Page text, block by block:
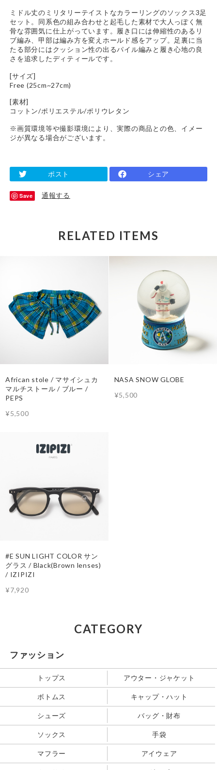
ミドル丈のミリタリーテイストなカラーリングのソックス3足
セット。同系色の組み合わせと起毛した素材で大人っぽく無
骨な雰囲気に仕上がっています。履き口には伸縮性のあるリ
ブ編み、甲部は編み方を変えホールド感をアップ。足裏に当
たる部分にはクッション性の出るパイル編みと履き心地の良
さを追求したディティールです。
[サイズ]
Free (25cm~27cm)
[素材]
コットン/ポリエステル/ポリウレタン
※画質環境等や撮影環境により、実際の商品との色、イメー
ジが異なる場合がございます。
ポスト シェア
Save 通報する
RELATED ITEMS
African stole / マサイシュカ
マルチストール / ブルー /
PEPS
¥5,500
NASA SNOW GLOBE
¥5,500
#E SUN LIGHT COLOR サン
グラス / Black(Brown lenses)
/ IZIPIZI
¥7,920
CATEGORY
ファッション
トップス アウター・ジャケット
ボトムス キャップ・ハット
シューズ バッグ・財布
ソックス 手袋
マフラー アイウェア